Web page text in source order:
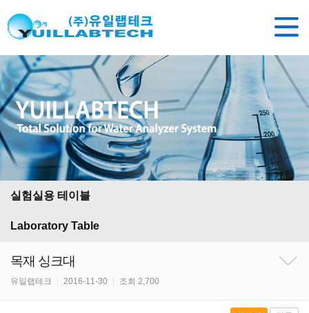
실험실용 테이블
Laboratory Table
목재 싱크대
유일랩테크 2016-11-30 조회 2,700